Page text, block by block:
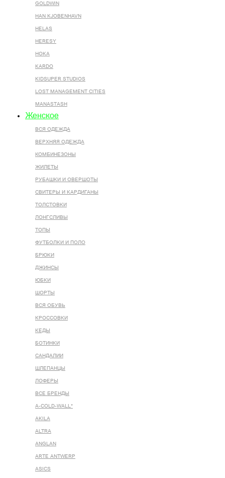
GOLDWIN
HAN KJOBENHAVN
HELAS
HERESY
HOKA
KARDO
KIDSUPER STUDIOS
LOST MANAGEMENT CITIES
MANASTASH
Женское
ВСЯ ОДЕЖДА
ВЕРХНЯЯ ОДЕЖДА
КОМБИНЕЗОНЫ
ЖИЛЕТЫ
РУБАШКИ И ОВЕРШОТЫ
СВИТЕРЫ И КАРДИГАНЫ
ТОЛСТОВКИ
ЛОНГСЛИВЫ
ТОПЫ
ФУТБОЛКИ И ПОЛО
БРЮКИ
ДЖИНСЫ
ЮБКИ
ШОРТЫ
ВСЯ ОБУВЬ
КРОССОВКИ
КЕДЫ
БОТИНКИ
САНДАЛИИ
ШЛЕПАНЦЫ
ЛОФЕРЫ
ВСЕ БРЕНДЫ
A-COLD-WALL*
AKILA
ALTRA
ANGLAN
ARTE ANTWERP
ASICS